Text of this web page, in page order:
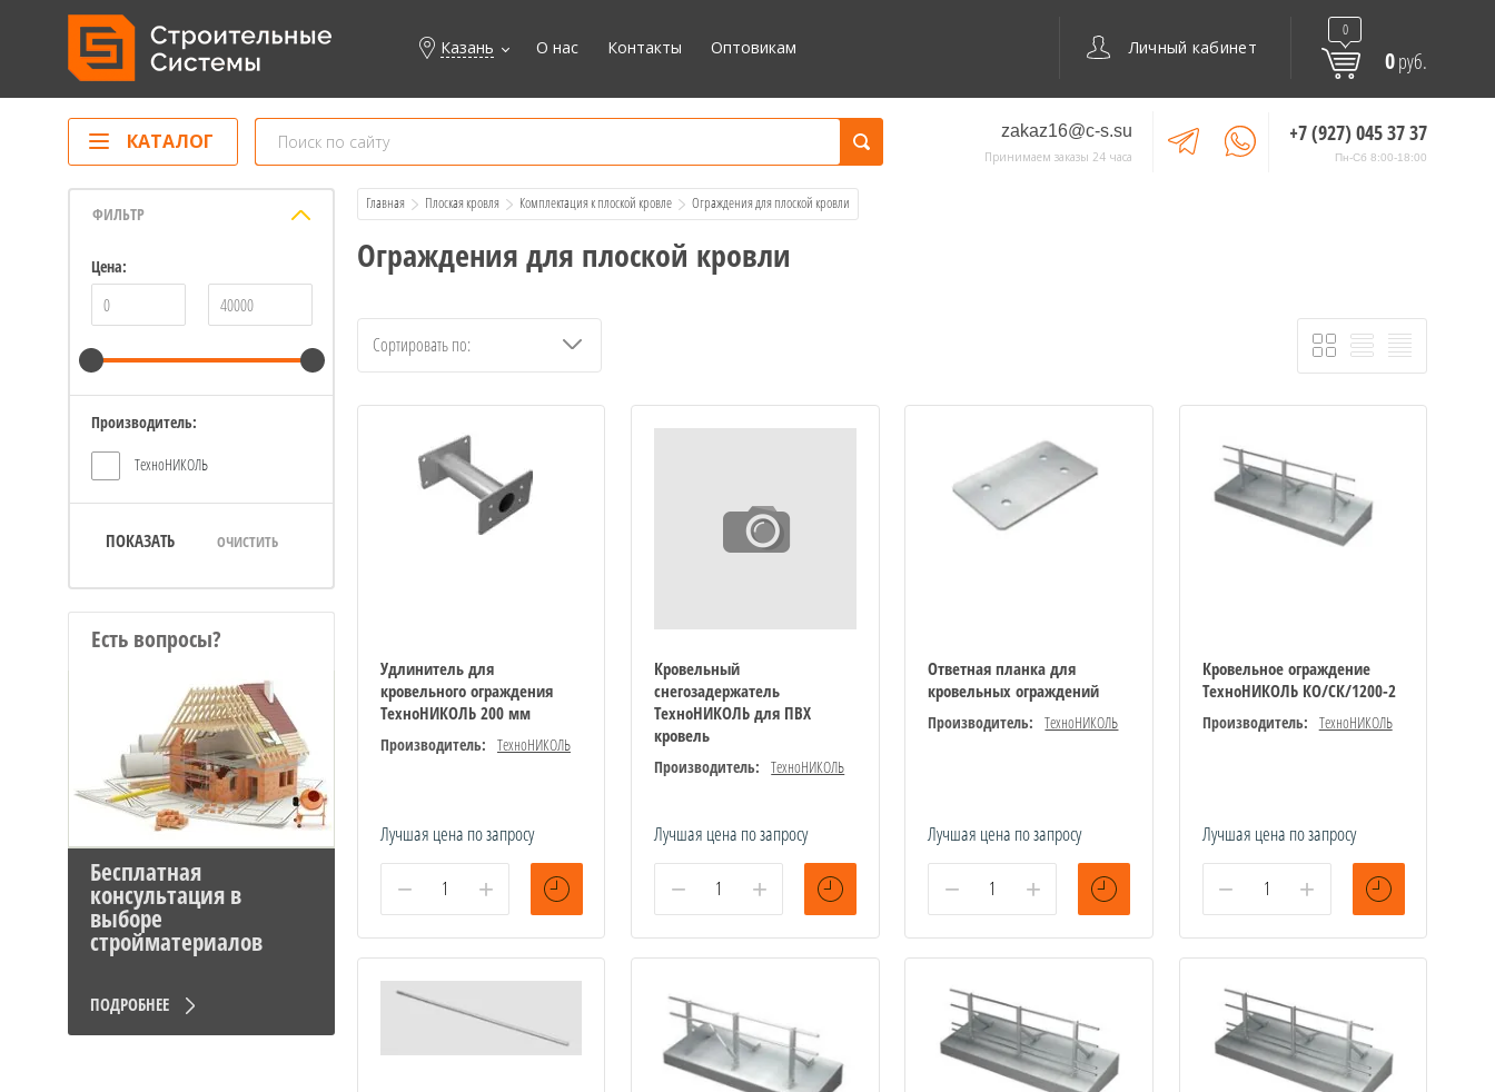
Казань О нас Контакты Оптовикам Личный кабинет
0
0руб.
КАТАЛОГ zakaz16@c-s.su
Принимаем заказы 24 часа
+7 (927) 045 37 37
Пн-Сб 8:00-18:00
ФИЛЬТР
Цена:
Производитель:
ТехноНИКОЛЬ
ПОКАЗАТЬ ОЧИСТИТЬ
Есть вопросы?
Бесплатная
консультация в
выборе
стройматериалов
ПОДРОБНЕЕ
Главная Плоская кровля Комплектация к плоской кровле
  Ограждения для плоской кровли
Ограждения для плоской кровли
Сортировать по:
Удлинитель для
кровельного ограждения
ТехноНИКОЛЬ 200 мм
Производитель: ТехноНИКОЛЬ
Лучшая цена по запросу
− +
Кровельный
снегозадержатель
ТехноНИКОЛЬ для ПВХ
кровель
Производитель: ТехноНИКОЛЬ
Лучшая цена по запросу
− +
Ответная планка для
кровельных ограждений
Производитель: ТехноНИКОЛЬ
Лучшая цена по запросу
− +
Кровельное ограждение
ТехноНИКОЛЬ КО/СК/1200-2
Производитель: ТехноНИКОЛЬ
Лучшая цена по запросу
− +